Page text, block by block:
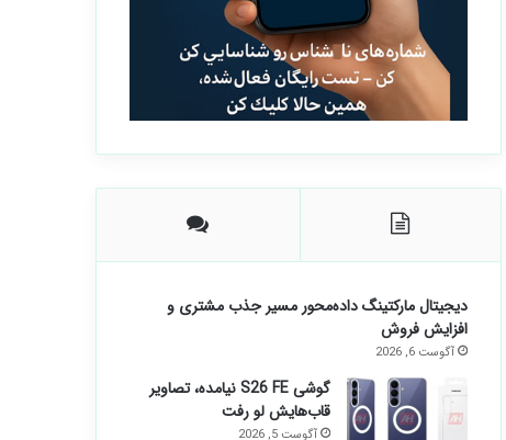
دیجیتال مارکتینگ داده‌محور مسیر جذب مشتری و
افزایش فروش
آگوست 6, 2026
گوشی S26 FE نیامده، تصاویر
قاب‌هایش لو رفت
آگوست 5, 2026